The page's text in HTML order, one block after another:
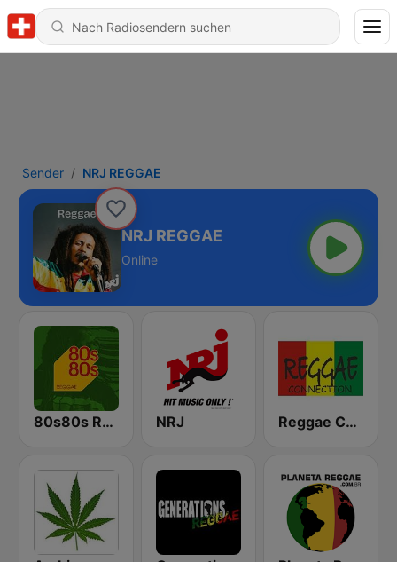
Sender NRJ REGGAE
NRJ REGGAE
Online
80s80s Reggae NRJ Reggae Connection